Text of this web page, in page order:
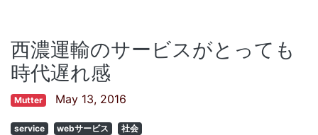
西濃運輸のサービスがとっても
時代遅れ感
Mutter May 13, 2016
service webサービス 社会